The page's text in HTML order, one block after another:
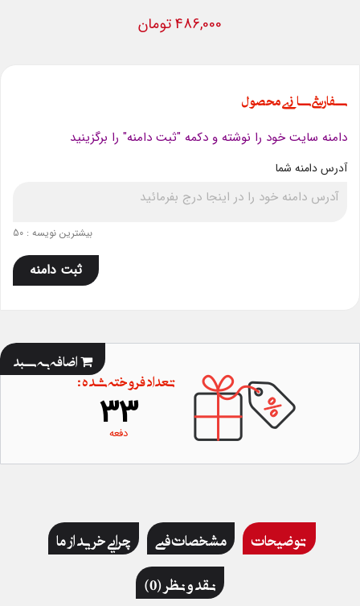
486,000 تومان
سفارشی سازی محصول
دامنه سایت خود را نوشته و دکمه "ثبت دامنه" را برگزینید
آدرس دامنه شما
بیشترین نویسه : 50
ثبت دامنه
اضافه به سبد
تعداد فروخته شده :
33
دفعه
توضیحات مشخصات فنی
چرایی خرید از ما
نقد و نظر (0)